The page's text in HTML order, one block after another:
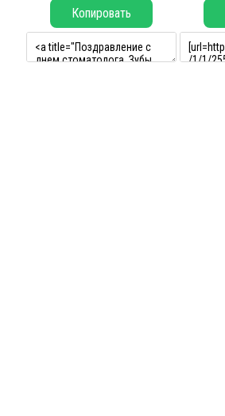
Копировать